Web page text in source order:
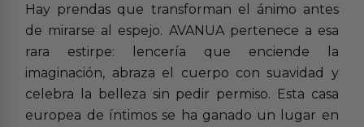
Hay prendas que transforman el ánimo antes
de mirarse al espejo. AVANUA pertenece a esa
rara estirpe: lencería que enciende la
imaginación, abraza el cuerpo con suavidad y
celebra la belleza sin pedir permiso. Esta casa
europea de íntimos se ha ganado un lugar en